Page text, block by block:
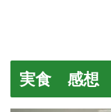
実食 感想